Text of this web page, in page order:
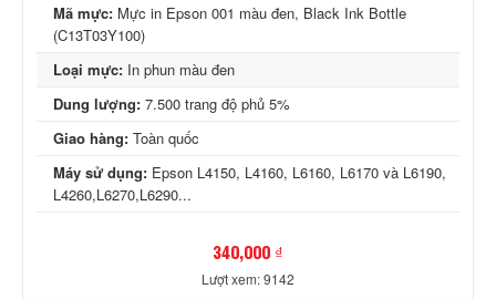
Mã mực: Mực in Epson 001 màu đen, Black Ink Bottle
(C13T03Y100)
Loại mực: In phun màu đen
Dung lượng: 7.500 trang độ phủ 5%
Giao hàng: Toàn quốc
Máy sử dụng: Epson L4150, L4160, L6160, L6170 và L6190,
L4260,L6270,L6290...
340,000 ₫
Lượt xem: 9142